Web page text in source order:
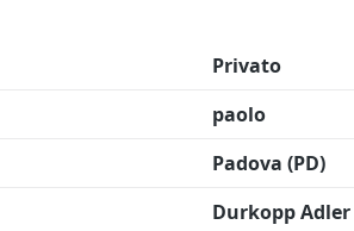
Privato
paolo
Padova (PD)
Durkopp Adler